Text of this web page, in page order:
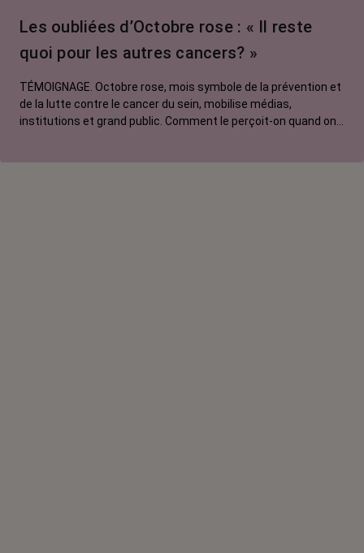
Les oubliées d’Octobre rose : « Il reste
quoi pour les autres cancers? »
TÉMOIGNAGE. Octobre rose, mois symbole de la prévention et
de la lutte contre le cancer du sein, mobilise médias,
institutions et grand public. Comment le perçoit-on quand on